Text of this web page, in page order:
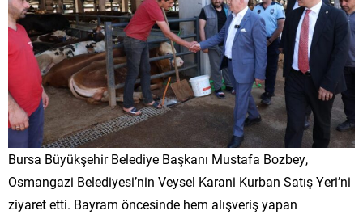
Bursa Büyükşehir Belediye Başkanı Mustafa Bozbey,
Osmangazi Belediyesi’nin Veysel Karani Kurban Satış Yeri’ni
ziyaret etti. Bayram öncesinde hem alışveriş yapan